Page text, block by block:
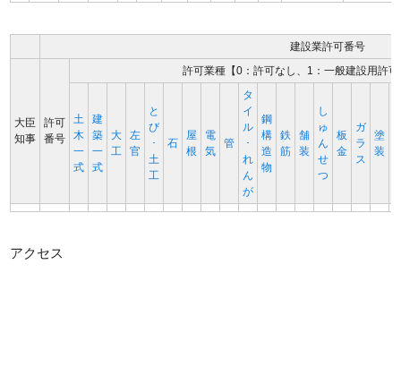
建設業許可番号
大臣
知事
許可
番号
許可業種【0：許可なし、1：一般建設用許
土
木
一
式
建
築
一
式
大
工
左
官
と
び
･
土
工
石
屋
根
電
気
管
タ
イ
ル
･
れ
ん
が
鋼
構
造
物
鉄
筋
舗
装
し
ゅ
ん
せ
つ
板
金
ガ
ラ
ス
塗
装
アクセス